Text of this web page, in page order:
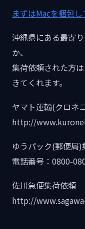
まずはMacを梱包し
沖縄県にある最寄
か、
集荷依頼された方
きてくれます。
ヤマト運輸(クロネ
http://
ゆうパック(郵便局)
電話番号：0800-
佐川急便集荷依頼
http://